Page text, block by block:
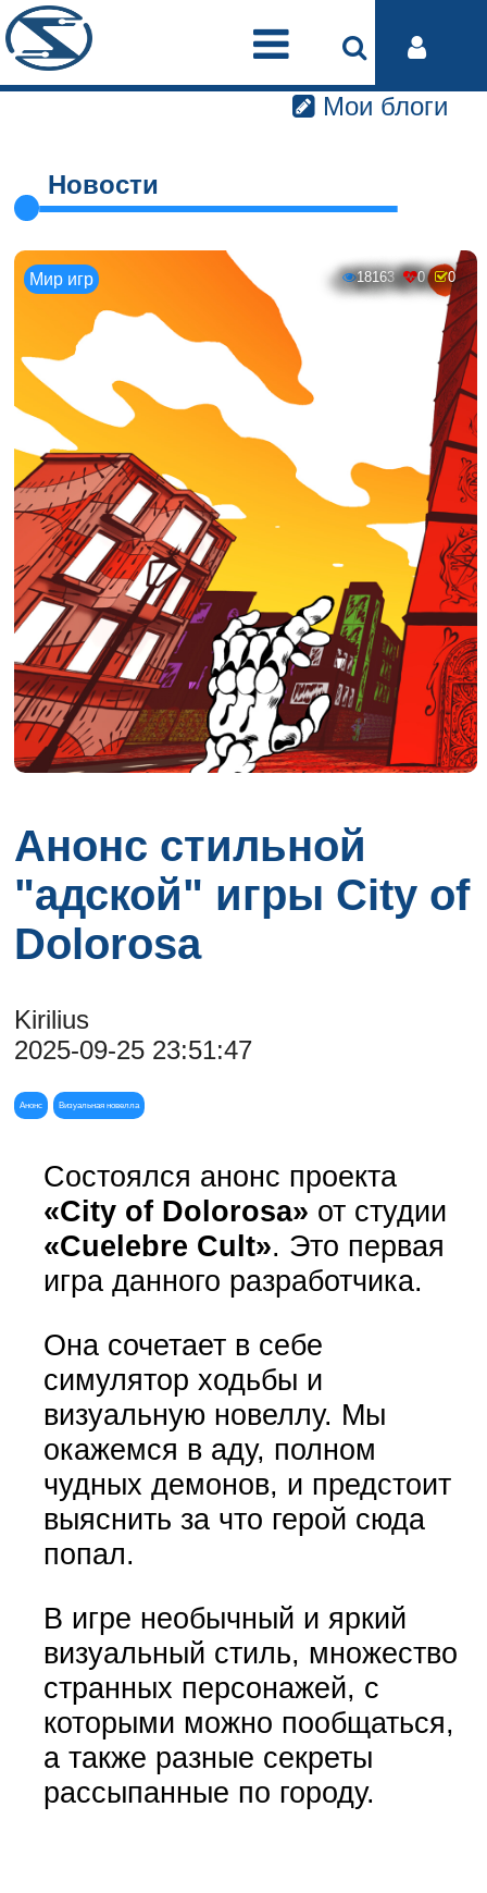
Мои блоги
Новости
Мир игр 18163 0 0
Анонс стильной
"адской" игры City of
Dolorosa
Kirilius
2025-09-25 23:51:47
Анонс Визуальная новелла
Состоялся анонс проекта
«City of Dolorosa» от студии
«Cuelebre Cult». Это первая
игра данного разработчика.
Она сочетает в себе
симулятор ходьбы и
визуальную новеллу. Мы
окажемся в аду, полном
чудных демонов, и предстоит
выяснить за что герой сюда
попал.
В игре необычный и яркий
визуальный стиль, множество
странных персонажей, с
которыми можно пообщаться,
а также разные секреты
рассыпанные по городу.